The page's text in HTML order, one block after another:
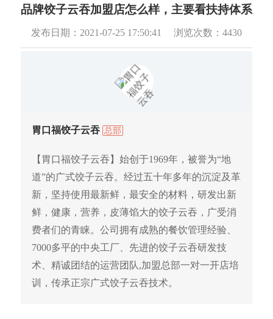
品牌饺子云吞加盟店怎么样，主要看扶持体系
发布日期： 2021-07-25 17:50:41 浏览次数： 4430
胃口福饺子云吞 总部
【胃口福饺子云吞】始创于1969年，被誉为“地
道”的广式饺子云吞。经过五十年多年的沉淀及革
新，坚持使用最新鲜，最安全的材料，研发出新
鲜，健康，营养，皮薄馅大的饺子云吞，广受消
费者们的青睐。公司拥有成熟的餐饮管理经验、
7000多平的中央工厂、先进的饺子云吞研发技
术、精诚团结的运营团队,加盟总部一对一开店培
训，传承正宗广式饺子云吞技术。